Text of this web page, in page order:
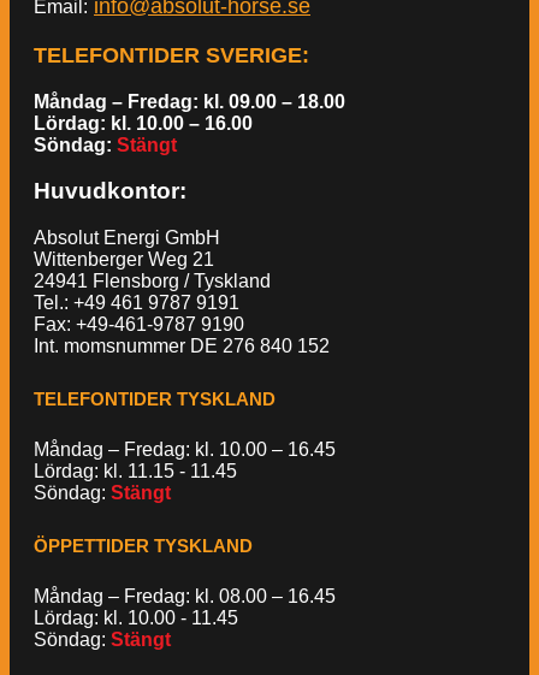
Email: info@absolut-horse.se
TELEFONTIDER SVERIGE:
Måndag – Fredag: kl. 09.00 – 18.00
Lördag: kl. 10.00 – 16.00
Söndag: Stängt
Huvudkontor:
Absolut Energi GmbH
Wittenberger Weg 21
24941 Flensborg / Tyskland
Tel.: +49 461 9787 9191
Fax: +49-461-9787 9190
Int. momsnummer DE 276 840 152
TELEFONTIDER TYSKLAND
Måndag – Fredag: kl. 10.00 – 16.45
Lördag: kl. 11.15 - 11.45
Söndag: Stängt
ÖPPETTIDER TYSKLAND
Måndag – Fredag: kl. 08.00 – 16.45
Lördag: kl. 10.00 - 11.45
Söndag: Stängt